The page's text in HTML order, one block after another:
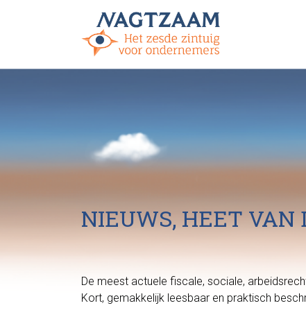
NIEUWS, HEET VAN
De meest actuele fiscale, sociale,
Kort, gemakkelijk leesbaar en praktisch